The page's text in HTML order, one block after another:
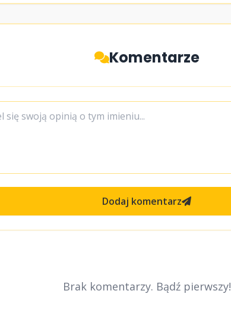
Komentarze
Dodaj komentarz
Brak komentarzy. Bądź pierwszy!